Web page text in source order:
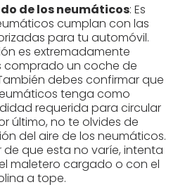
de los neumáticos: Es
cumplan con las
para tu automóvil.
es extremadamente
comprado un coche de
debes confirmar que
tenga como
requerida para circular
último, no te olvides de
del aire de los neumáticos.
que esta no varíe, intenta
maletero cargado o con el
a tope.